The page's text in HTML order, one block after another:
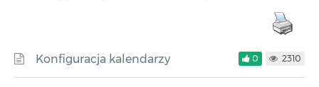
Konfiguracja kalendarzy 0 2310